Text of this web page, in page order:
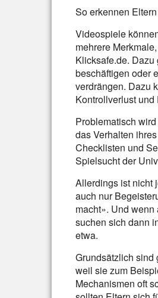
So erkennen
Videospiele
mehrere
Klicksafe.de.
beschäftigen oder
verdrängen. Dazu
Kontrollverlust
Problematisch
das Verhalten
Checklisten und
Spielsucht der
Allerdings ist nicht
auch nur
macht». Und
suchen sich dann
etwa.
Grundsätzlich sind
weil sie zum
Mechanismen oft